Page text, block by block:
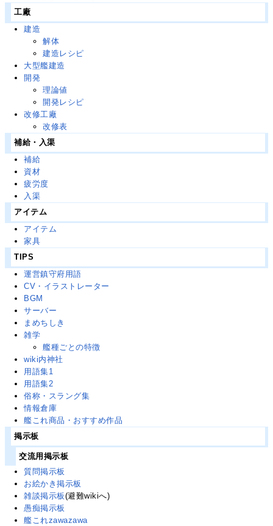
工廠
建造
解体
建造レシピ
大型艦建造
開発
理論値
開発レシピ
改修工廠
改修表
補給・入渠
補給
資材
疲労度
入渠
アイテム
アイテム
家具
TIPS
運営鎮守府用語
CV・イラストレーター
BGM
サーバー
まめちしき
雑学
艦種ごとの特徴
wiki内神社
用語集1
用語集2
俗称・スラング集
情報倉庫
艦これ商品・おすすめ作品
掲示板
交流用掲示板
質問掲示板
お絵かき掲示板
雑談掲示板(避難wikiへ)
愚痴掲示板
艦これzawazawa